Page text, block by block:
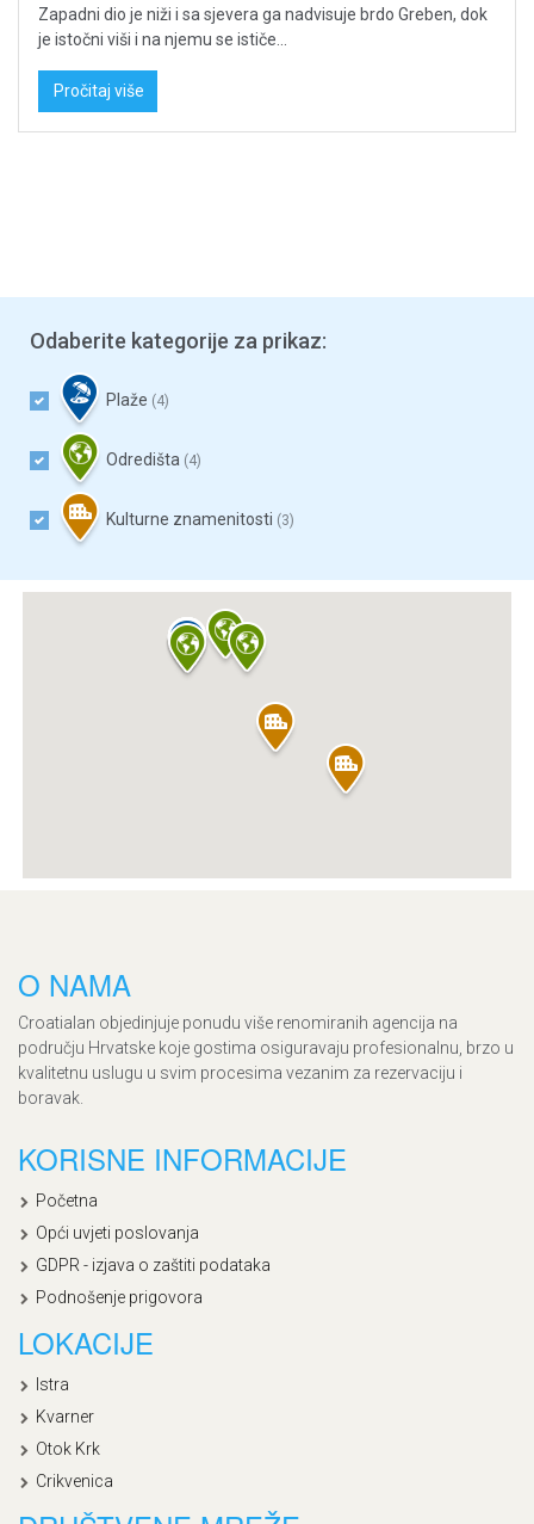
Zapadni dio je niži i sa sjevera ga nadvisuje brdo Greben, dok
je istočni viši i na njemu se ističe...
Pročitaj više
Odaberite kategorije za prikaz:
Plaže (4)
Odredišta (4)
Kulturne znamenitosti (3)
O NAMA
Croatialan objedinjuje ponudu više renomiranih agencija na
području Hrvatske koje gostima osiguravaju profesionalnu, brzo u
kvalitetnu uslugu u svim procesima vezanim za rezervaciju i
boravak.
KORISNE INFORMACIJE
Početna
Opći uvjeti poslovanja
GDPR - izjava o zaštiti podataka
Podnošenje prigovora
LOKACIJE
Istra
Kvarner
Otok Krk
Crikvenica